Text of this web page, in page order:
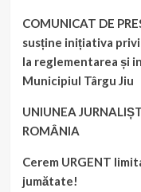
COMUNICAT DE
susține inițiativa
la reglementarea și
Municipiul Târgu Jiu
UNIUNEA
ROMÂNIA
Cerem URGENT
jumătate!